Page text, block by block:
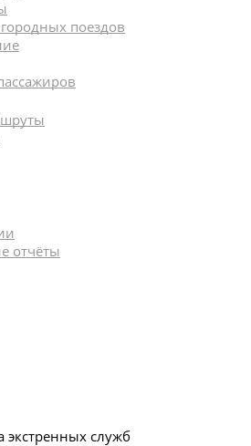
поездов
отчёты
служб